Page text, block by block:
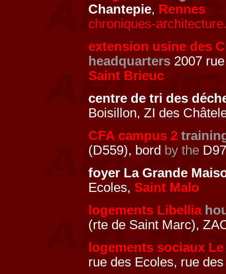
Chantepie, Rennes
chroniques-
extension usine des
headquarters 2007
Saint Brieuc
centre de tri des
Boisillon, ZI des
CFA campus 2
(D559), bord by the
foyer La Grande
Ecoles, Saint Malo
logements Libellia
(rte de Saint Marc),
logements sociaux
rue des Ecoles, rue